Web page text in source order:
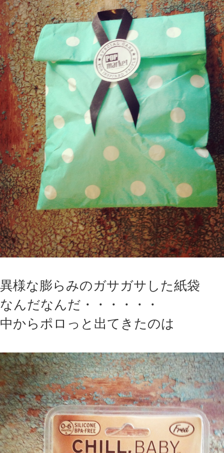
異様な膨らみのガサガサした紙袋
なんだなんだ・・・・・・
中からポロっと出てきたのは